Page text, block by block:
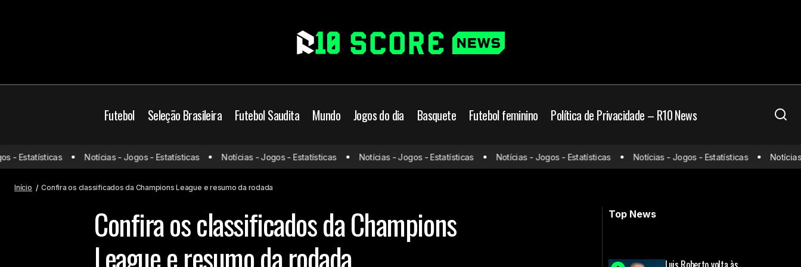
Futebol Seleção Brasileira Futebol Saudita Mundo Jogos do dia Basquete Futebol feminino Política de Privacidade – R10 News
Jogos de hoje (30/01/25) ao vivo de
futebol: onde assistir e horário
Mundo Confira os classificados da Champions League e resumo da rodada
Rony deve ser vendido pelo
Palmeiras: Veja destino
Estatísticas Notícias - Jogos - Estatísticas Notícias - Jogos - Estatísticas Notícias - Jogos - Estatísticas Notícias - Jogos - Estatísticas Notícias - Jogos - Estatísticas Notícias -
Início Confira os classificados da Champions League e resumo da rodada
Confira os classificados da Champions
League e resumo da rodada
Top News